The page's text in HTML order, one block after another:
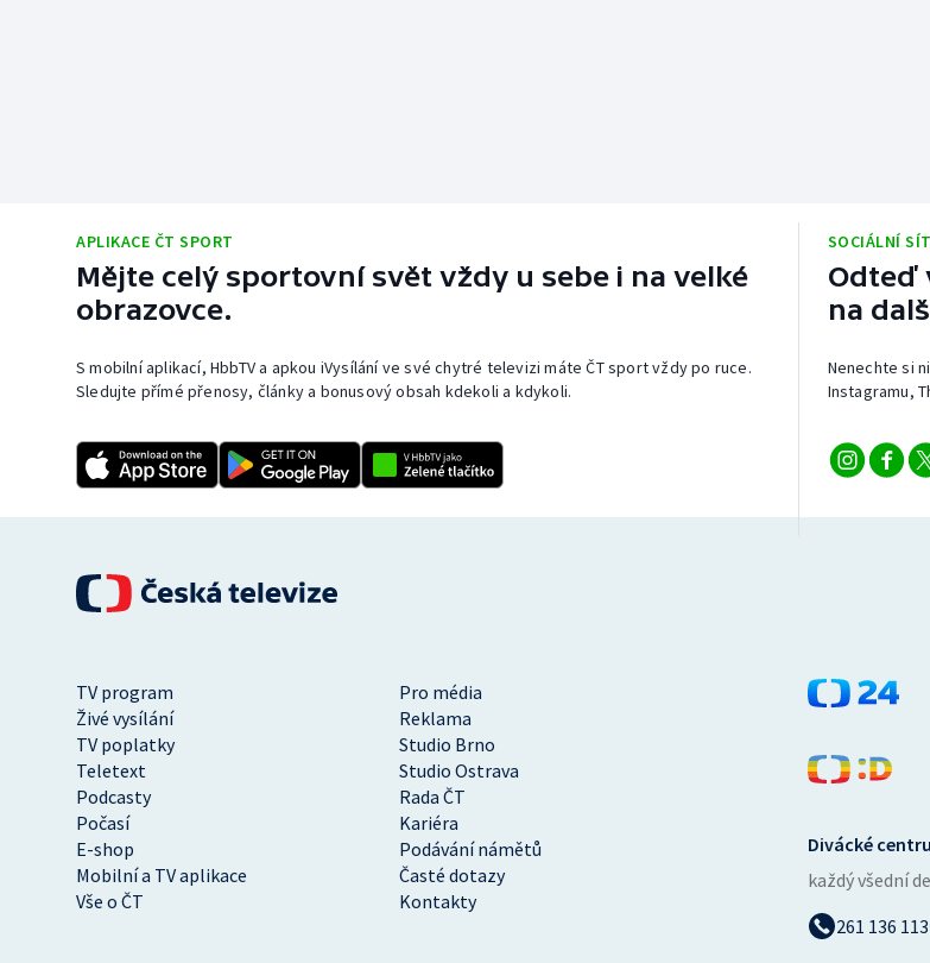
APLIKACE ČT SPORT
Mějte celý sportovní svět vždy u sebe i na velké
obrazovce.
S mobilní aplikací, HbbTV a apkou iVysílání ve své chytré televizi máte ČT sport vždy po ruce.
Sledujte přímé přenosy, články a bonusový obsah kdekoli a kdykoli.
SOCIÁLNÍ
Odteď
na
Nenechte si
Instagramu,
TV program
Pro média
Živé vysílání
Reklama
TV poplatky
Studio Brno
Teletext
Studio Ostrava
Podcasty
Rada ČT
Počasí
Kariéra
E-shop
Podávání námětů
Mobilní a TV aplikace
Časté dotazy
Vše o ČT
Kontakty
Divácké
každý všední
261 136 113